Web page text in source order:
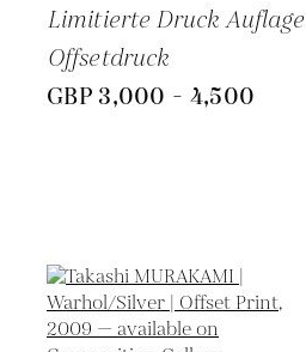
Limitierte Druck Auflage
Offsetdruck
GBP 3,000 - 4,500